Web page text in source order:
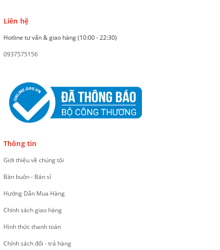
Liên hệ
Hotline tư vấn & giao hàng (10:00 - 22:30)
0937575156
Thông tin
Giới thiệu về chúng tôi
Bán buôn - Bán sỉ
Hướng Dẫn Mua Hàng
Chính sách giao hàng
Hình thức thanh toán
Chính sách đổi - trả hàng